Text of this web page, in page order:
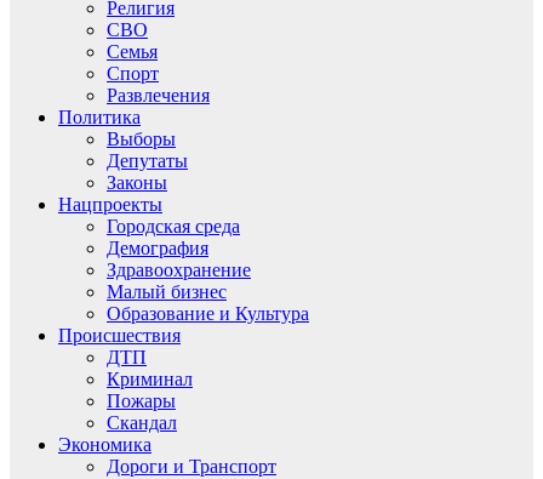
Религия
СВО
Семья
Спорт
Развлечения
Политика
Выборы
Депутаты
Законы
Нацпроекты
Городская среда
Демография
Здравоохранение
Малый бизнес
Образование и Культура
Происшествия
ДТП
Криминал
Пожары
Скандал
Экономика
Дороги и Транспорт